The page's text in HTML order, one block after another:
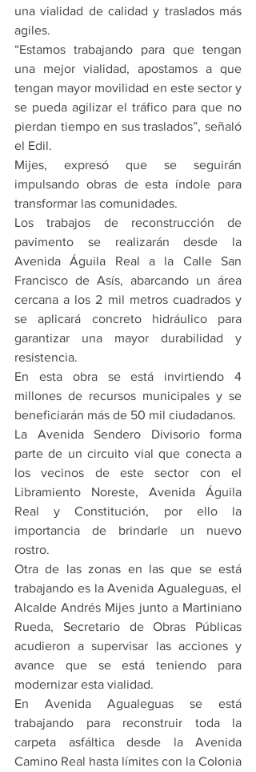
una vialidad de calidad y traslados más
agiles.
“Estamos trabajando para que tengan
una mejor vialidad, apostamos a que
tengan mayor movilidad en este sector y
se pueda agilizar el tráfico para que no
pierdan tiempo en sus traslados”, señaló
el Edil.
Mijes, expresó que se seguirán
impulsando obras de esta índole para
transformar las comunidades.
Los trabajos de reconstrucción de
pavimento se realizarán desde la
Avenida Águila Real a la Calle San
Francisco de Asís, abarcando un área
cercana a los 2 mil metros cuadrados y
se aplicará concreto hidráulico para
garantizar una mayor durabilidad y
resistencia.
En esta obra se está invirtiendo 4
millones de recursos municipales y se
beneficiarán más de 50 mil ciudadanos.
La Avenida Sendero Divisorio forma
parte de un circuito vial que conecta a
los vecinos de este sector con el
Libramiento Noreste, Avenida Águila
Real y Constitución, por ello la
importancia de brindarle un nuevo
rostro.
Otra de las zonas en las que se está
trabajando es la Avenida Agualeguas, el
Alcalde Andrés Mijes junto a Martiniano
Rueda, Secretario de Obras Públicas
acudieron a supervisar las acciones y
avance que se está teniendo para
modernizar esta vialidad.
En Avenida Agualeguas se está
trabajando para reconstruir toda la
carpeta asfáltica desde la Avenida
Camino Real hasta límites con la Colonia